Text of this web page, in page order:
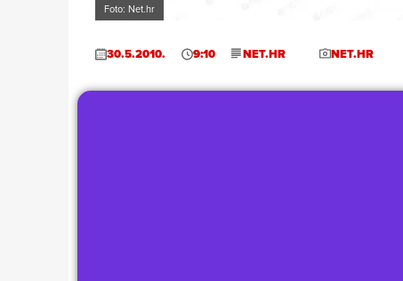
Foto: Net.hr
30.5.2010. 9:10 NET.HR NET.HR